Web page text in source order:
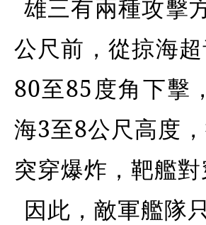
雄三有兩種攻擊
公尺前，從掠海
80至85度角下擊
海3至8公尺高度
突穿爆炸，靶艦
因此，敵軍艦隊